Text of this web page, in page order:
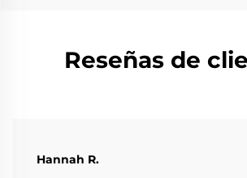
Reseñas de
Hannah R.